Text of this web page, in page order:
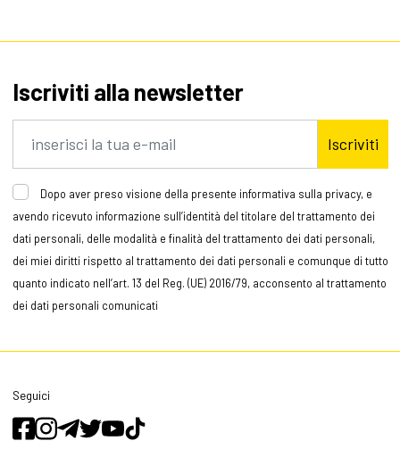
Iscriviti alla newsletter
Iscriviti
Dopo aver preso visione della presente informativa sulla privacy, e
avendo ricevuto informazione sull’identità del titolare del trattamento dei
dati personali, delle modalità e finalità del trattamento dei dati personali,
dei miei diritti rispetto al trattamento dei dati personali e comunque di tutto
quanto indicato nell’art. 13 del Reg. (UE) 2016/79, acconsento al trattamento
dei dati personali comunicati
Seguici